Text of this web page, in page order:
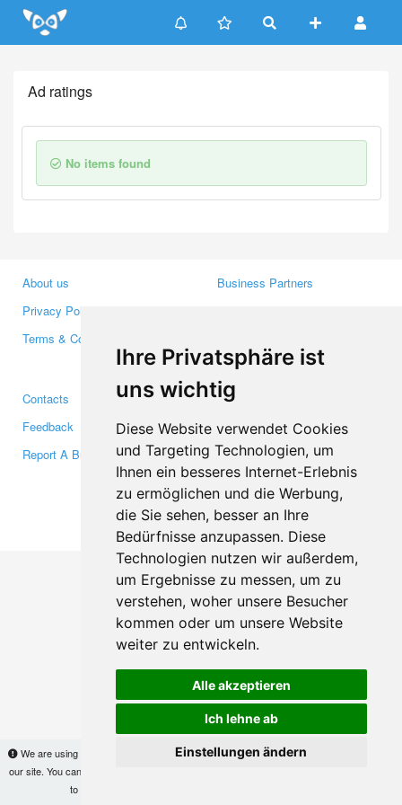
Ihre Privatsphäre ist
uns wichtig
Diese Website verwendet Cookies
und Targeting Technologien, um
Ihnen ein besseres Internet-Erlebnis
zu ermöglichen und die Werbung,
die Sie sehen, besser an Ihre
Bedürfnisse anzupassen. Diese
Technologien nutzen wir außerdem,
um Ergebnisse zu messen, um zu
verstehen, woher unsere Besucher
kommen oder um unsere Website
weiter zu entwickeln.
Alle akzeptieren
Ich lehne ab
Einstellungen ändern
Update cookies preferences
We are using cookies to provide statistics that help us give you the best experience of
our site. You can find out more
to use the site without changes, you are agreeing to it.
Ad ratings
No items found
About us
Privacy Policy
Terms & Conditions
Business Partners
Media
Contacts
Feedback
Report A Bug
Facebook
Twitter
YouTube
Google+
Makis© Copyright 2026